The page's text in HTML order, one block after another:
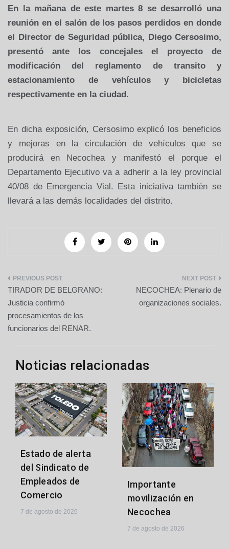
En la mañana de este martes 8 se desarrolló una
reunión en el salón de los pasos perdidos en donde
el Director de Seguridad pública, Diego Cersosimo,
presentó ante los concejales el proyecto de
modificación del reglamento de transito y
estacionamiento de vehículos y bicicletas
respectivamente en la ciudad.
En dicha exposición, Cersosimo explicó los beneficios
y mejoras en la circulación de vehículos que se
producirá en Necochea y manifestó el porque el
Departamento Ejecutivo va a adherir a la ley provincial
40/08 de Emergencia Vial. Esta iniciativa también se
llevará a las demás localidades del distrito.
Navegación
de
entradas
TIRADOR DE BELGRANO:
Justicia confirmó
procesamientos de los
funcionarios del RENAR.
NECOCHEA: Plenario de
organizaciones sociales.
Noticias relacionadas
Estado de alerta
del Sindicato de
Empleados de
Comercio
7 de agosto de 2026
Importante
movilización en
Necochea
7 de agosto de 2026